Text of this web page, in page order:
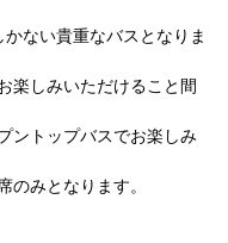
ない貴重なバスとなりま
楽しみいただけること間
ントップバスでお楽しみ
みとなります。